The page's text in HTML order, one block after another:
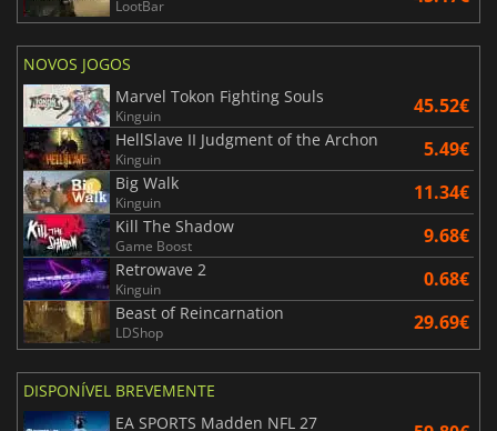
LootBar
NOVOS JOGOS
Marvel Tokon Fighting Souls
Kinguin 45.52€
HellSlave II Judgment of the Archon
Kinguin 5.49€
Big Walk
Kinguin 11.34€
Kill The Shadow
Game Boost 9.68€
Retrowave 2
Kinguin 0.68€
Beast of Reincarnation
LDShop 29.69€
DISPONÍVEL BREVEMENTE
EA SPORTS Madden NFL 27